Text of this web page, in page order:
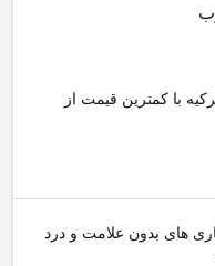
با کمترین قیمت از
های بدون علامت و درد